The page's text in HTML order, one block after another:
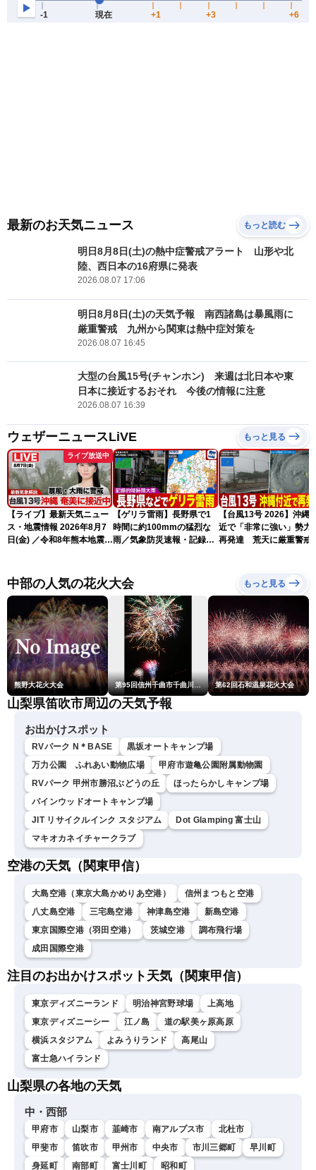
最新のお天気ニュース もっと読む
明日8月8日(土)の熱中症警戒アラート 山形や北
陸、西日本の16府県に発表
2026.08.07 17:06
明日8月8日(土)の天気予報 南西諸島は暴風雨に
厳重警戒 九州から関東は熱中症対策を
2026.08.07 16:45
大型の台風15号(チャンホン) 来週は北日本や東
日本に接近するおそれ 今後の情報に注意
2026.08.07 16:39
ウェザーニュースLiVE もっと見る
ライブ放送中
【ライブ】最新天気ニュー
ス・地震情報 2026年8月7
日(金) ／令和8年熊本地震情
ーン・駒木結衣／内藤邦
裕〉
【ゲリラ雷雨】長野県で1
時間に約100mmの猛烈な
雨／気象防災速報・記録的
【台風13号 2026】沖縄
近で「非常に強い」勢力
再発達 荒天に厳重警戒
中部の人気の花火大会 もっと見る
熊野大花火大会 第95回信州千曲市千曲川納涼煙火大会 第62回石和温泉花火大会
山梨県笛吹市周辺の天気予報
お出かけスポット
RVパーク N＊BASE
黒坂オートキャンプ場
万力公園 ふれあい動物広場
甲府市遊亀公園附属動物園
RVパーク 甲州市勝沼ぶどうの丘
ほったらかしキャンプ場
パインウッドオートキャンプ場
JIT リサイクルインク スタジアム
Dot Glamping 富士山
マキオカネイチャークラブ
空港の天気（関東甲信）
大島空港（東京大島かめりあ空港）
信州まつもと空港
八丈島空港
三宅島空港 神津島空港
新島空港
東京国際空港（羽田空港）
茨城空港
調布飛行場
成田国際空港
注目のお出かけスポット天気（関東甲信）
東京ディズニーランド 明治神宮野球場
上高地
東京ディズニーシー
江ノ島
道の駅美ヶ原高原
横浜スタジアム
よみうりランド
高尾山
富士急ハイランド
山梨県の各地の天気
中・西部
甲府市 山梨市 韮崎市 南アルプス市
北杜市
甲斐市
笛吹市 甲州市 中央市 市川三郷町
早川町
身延町
南部町 富士川町 昭和町